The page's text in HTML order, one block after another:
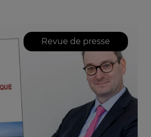
Revue de presse